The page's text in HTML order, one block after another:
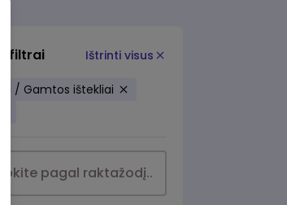
filtrai Ištrinti visus
/ Gamtos ištekliai